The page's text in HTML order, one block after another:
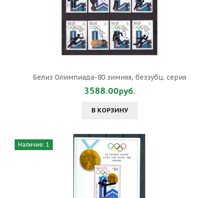
Белиз Олимпиада-80 зимняя, беззубц. серия
3588.00руб.
В КОРЗИНУ
Наличие: 1